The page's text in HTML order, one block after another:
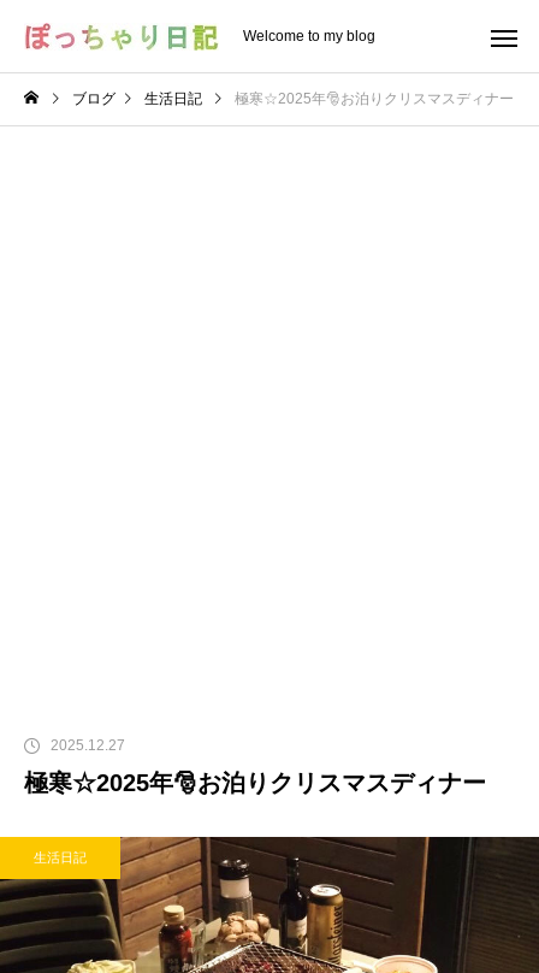
Welcome to my blog
ブログ 生活日記 極寒☆2025年🎅お泊りクリスマスディナー
2025.12.27
極寒☆2025年🎅お泊りクリスマスディナー
生活日記